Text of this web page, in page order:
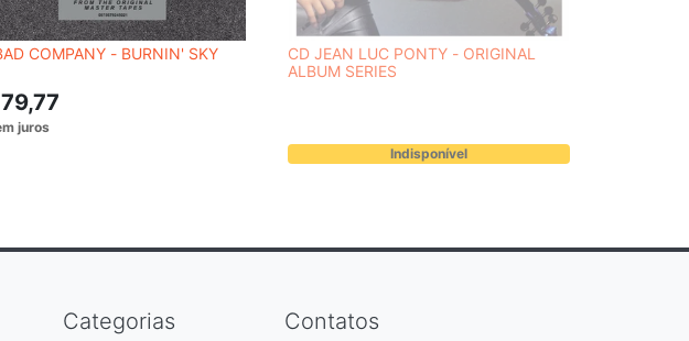
COMPANY - BURNIN' SKY
CD JEAN LUC PONTY - ORIGINAL
ALBUM SERIES
Indisponível
Contatos
Categorias